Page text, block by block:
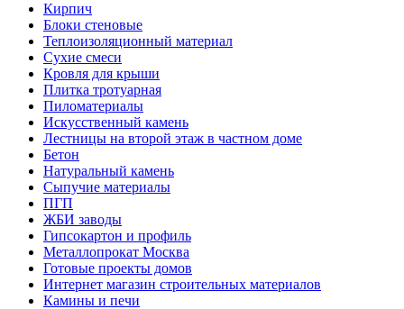
Кирпич
Блоки стеновые
Теплоизоляционный материал
Сухие смеси
Кровля для крыши
Плитка тротуарная
Пиломатериалы
Искусственный камень
Лестницы на второй этаж в частном доме
Бетон
Натуральный камень
Сыпучие материалы
ПГП
ЖБИ заводы
Гипсокартон и профиль
Металлопрокат Москва
Готовые проекты домов
Интернет магазин строительных материалов
Камины и печи